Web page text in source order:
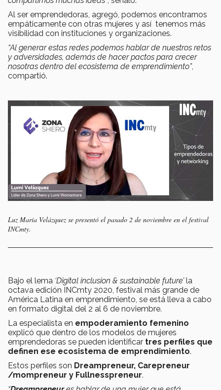
Al ser emprendedoras, agregó, podemos encontrarnos
empáticamente con otras mujeres y así tenemos más
visibilidad con instituciones y organizaciones.
“Al generar estas redes podemos hablar de nuestros retos
y adversidades, además de hacer pactos para crecer
nosotras dentro del ecosistema de emprendimiento”,
compartió.
Luz María Velázquez se presentó el pasado 2 de noviembre en el festival
INCmty.
Bajo el lema ‘Digital inclusion & sustainable future’la
octava edición INCmty 2020, festival más grande de
América Latina en emprendimiento, se está lleva a cabo
en formato digital del 2 al 6 de noviembre.
La especialista en empoderamiento femenino
explicó que dentro de los modelos de mujeres
emprendedoras se pueden identificar tres perfiles que
definen ese ecosistema de emprendimiento.
Estos perfiles son Dreampreneur, Carepreneur
/mompreneur y Fullnesspreneur.